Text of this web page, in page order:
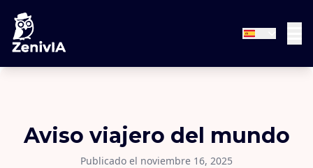
Aviso viajero del mundo
Publicado el noviembre 16, 2025